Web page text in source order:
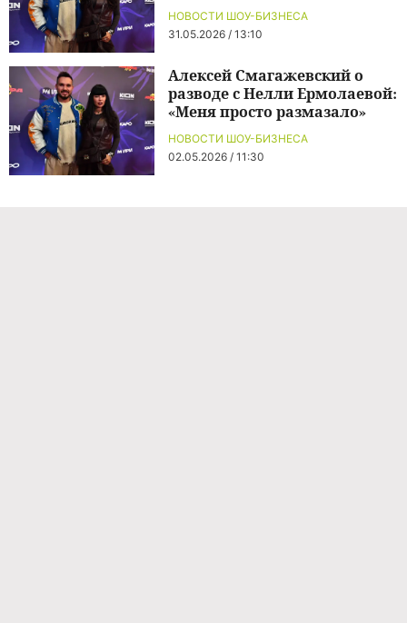
НОВОСТИ ШОУ-БИЗНЕСА
31.05.2026 / 13:10
НОВОСТИ ШОУ-БИЗНЕСА
02.05.2026 / 11:30
Алексей Смагажевский о
разводе с Нелли Ермолаевой:
«Меня просто размазало»